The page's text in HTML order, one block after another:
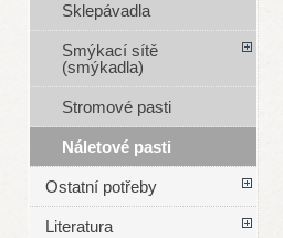
Sklepávadla
Smýkací sítě
(smýkadla)
Stromové pasti
Náletové pasti
Ostatní potřeby
Literatura